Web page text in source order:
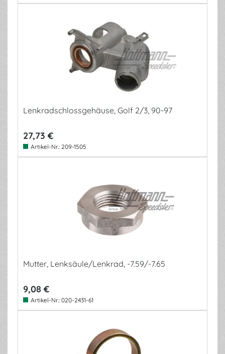
Lenkradschlossgehäuse, Golf 2/3, 90-97
27,73 €
Artikel-Nr.: 209-1505
Mutter, Lenksäule/Lenkrad, -7.59/-7.65
9,08 €
Artikel-Nr.: 020-2431-61